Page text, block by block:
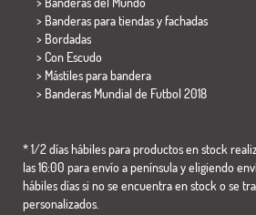
> Banderas para tiendas y fachadas
> Bordadas
> Con Escudo
> Mástiles para bandera
> Banderas Mundial de Futbol 2018
* 1/2 días hábiles para productos en stock
las 16:00 para envío a península y eligiendo
hábiles días si no se encuentra en stock o se
personalizados.